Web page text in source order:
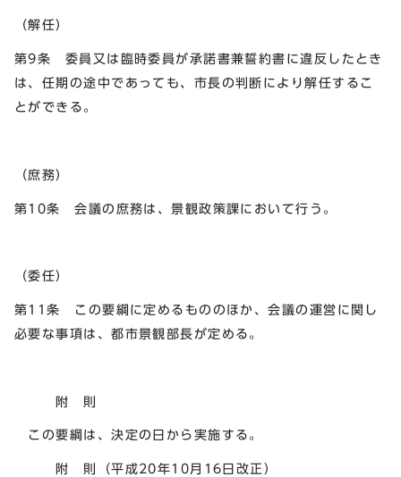
（解任）
第9条 委員又は臨時委員が承諾書兼誓約書に違反したとき
は、任期の途中であっても、市長の判断により解任するこ
とができる。
（庶務）
第10条 会議の庶務は、景観政策課において行う。
（委任）
第11条 この要綱に定めるもののほか、会議の運営に関し
必要な事項は、都市景観部長が定める。
附 則
この要綱は、決定の日から実施する。
附 則（平成20年10月16日改正）